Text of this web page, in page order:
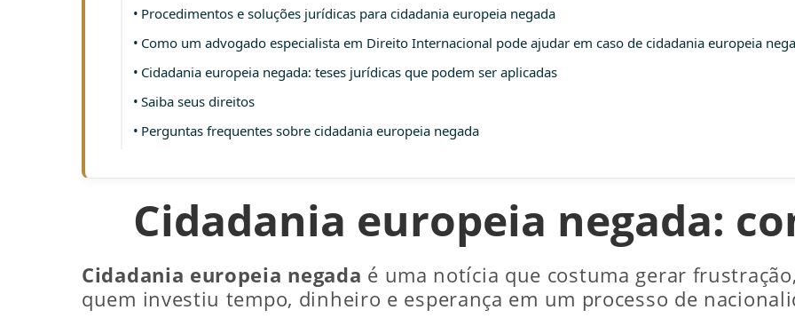
Procedimentos e soluções jurídicas para cidadania europeia negada
Como um advogado especialista em Direito Internacional pode ajudar em caso de cidadania europeia
Cidadania europeia negada: teses jurídicas que podem ser aplicadas
Saiba seus direitos
Perguntas frequentes sobre cidadania europeia negada
Cidadania europeia negada:
Cidadania europeia negada é uma notícia que costuma gerar
quem investiu tempo, dinheiro e esperança em um processo de